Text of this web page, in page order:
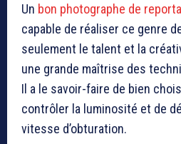
Un bon photographe de
capable de réaliser ce genre
seulement le talent et la
une grande maîtrise des
Il a le savoir-faire de bien
contrôler la luminosité et de
vitesse d’obturation.